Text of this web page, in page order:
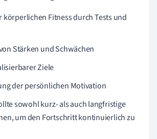
körperlichen Fitness durch Tests und
Stärken und Schwächen
Ziele
der persönlichen Motivation
sowohl kurz- als auch langfristige
um den Fortschritt kontinuierlich zu